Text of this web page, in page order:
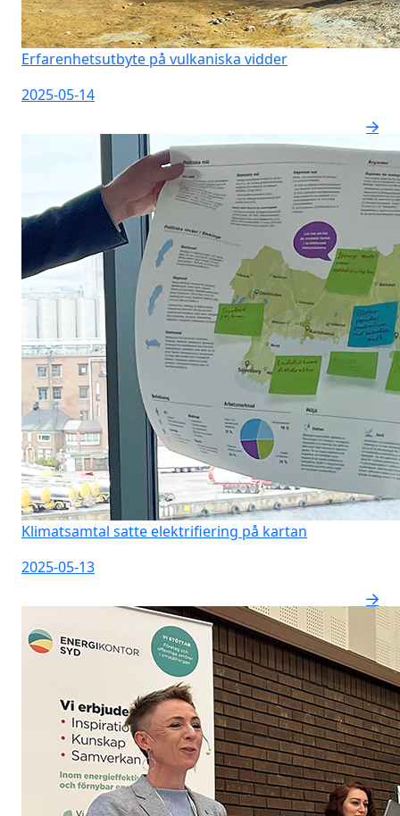
Erfarenhetsutbyte på vulkaniska vidder
2025-05-14
Klimatsamtal satte elektrifiering på kartan
2025-05-13